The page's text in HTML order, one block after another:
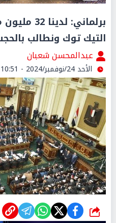
برلماني:
التيك توك ونطالب
عبدالمحسن شعبان
الأحد 24/نوفمبر/2024 - 10:51 ص
شارك